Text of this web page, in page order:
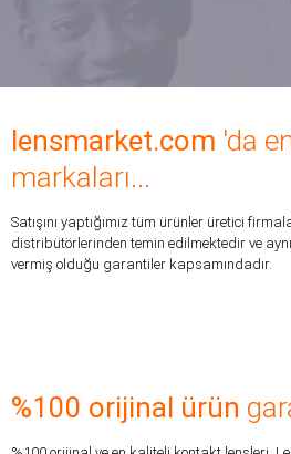
lensmarket.com 'da
markaları...
Satışını yaptığımız tüm ürünler üretici
distribütörlerinden temin edilmektedir ve
vermiş olduğu garantiler kapsamındadır.
%100 orijinal ürün